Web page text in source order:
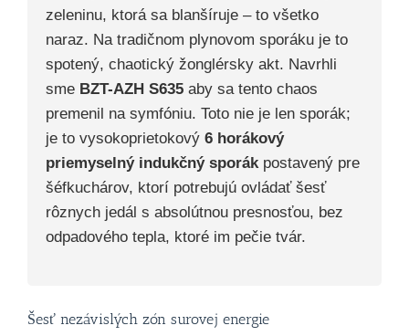
zeleninu, ktorá sa blanšíruje – to všetko
naraz. Na tradičnom plynovom sporáku je to
spotený, chaotický žonglérsky akt. Navrhli
sme BZT-AZH S635 aby sa tento chaos
premenil na symfóniu. Toto nie je len sporák;
je to vysokoprietokový 6 horákový
priemyselný indukčný sporákpostavený pre
šéfkuchárov, ktorí potrebujú ovládať šesť
rôznych jedál s absolútnou presnosťou, bez
odpadového tepla, ktoré im pečie tvár.
Šesť nezávislých zón surovej energie